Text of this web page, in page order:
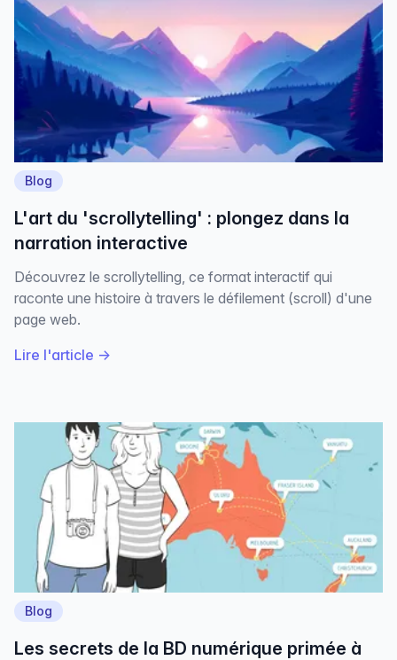
Blog
L'art du 'scrollytelling' : plongez dans la
narration interactive
Découvrez le scrollytelling, ce format interactif qui
raconte une histoire à travers le défilement (scroll) d'une
page web.
Lire l'article →
Blog
Les secrets de la BD numérique primée à